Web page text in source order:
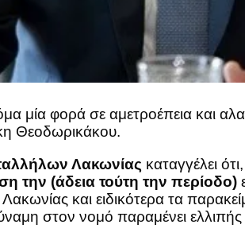
μία φορά σε αμετροέπεια και
Θεοδωρικάκου.
Λακωνίας καταγγέλει
την (άδεια τούτη την περίοδο)
και ειδικότερα τα
στον νομό παραμένει